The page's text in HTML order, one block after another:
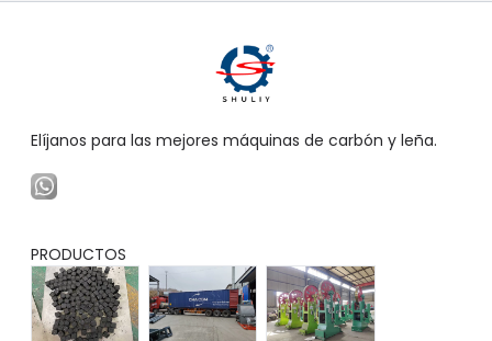
Elíjanos para las mejores máquinas de carbón y leña.
PRODUCTOS